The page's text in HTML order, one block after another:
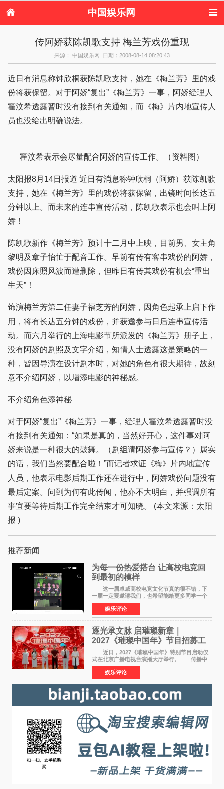
中国娱乐网
港台娱乐
日本娱乐 韩国娱乐
欧美娱乐
音乐新闻 影视新闻
内地明星八卦
日本韩国明星
八卦
欧美明星八卦 娱乐评论
传阿娇获陈凯歌支持 梅兰芳戏份重现
来源： 中国娱乐网 日期：2008-08-14 08:20:43
近日有消息称钟欣桐获陈凯歌支持，她在《梅兰芳》里的戏
份将获保留。对于阿娇“复出”《梅兰芳》一事，阿娇经理人
霍汶希透露暂时没有接到有关通知，而《梅》片内地宣传人
员也没给出明确说法。
霍汶希表示会尽量配合阿娇的宣传工作。（资料图）
太阳报8月14日报道 近日有消息称钟欣桐（阿娇）获陈凯歌
支持，她在《梅兰芳》里的戏份将获保留，出镜时间长达五
分钟以上。而未来的连串宣传活动，陈凯歌表示也会叫上阿
娇！
陈凯歌新作《梅兰芳》预计十二月中上映，目前男、女主角
黎明及章子怡忙于配音工作。早前有传有客串戏份的阿娇，
戏份因床照风波而遭删除，但昨日有传其戏份有机会“重出
生天”！
饰演梅兰芳第二任妻子福芝芳的阿娇，因角色起承上启下作
用，将有长达五分钟的戏份，并获邀参与日后连串宣传活
动。而六月举行的上海电影节所派发的《梅兰芳》册子上，
没有阿娇的剧照及文字介绍，知情人士透露这是策略的一
种，皆因导演在设计剧本时，对她的角色有很大期待，故刻
意不介绍阿娇，以增添电影的神秘感。
不介绍角色添神秘
对于阿娇“复出”《梅兰芳》一事，经理人霍汶希透露暂时没
有接到有关通知：“如果是真的，当然好开心，这件事对阿
娇来说是一种很大的鼓舞。（剧组请阿娇参与宣传？）属实
的话，我们当然要配合啦！”而记者求证《梅》片内地宣传
人员，他表示电影后期工作还在进行中，阿娇戏份问题没有
最后定案。问到为何有此传闻，他亦不大明白，并强调所有
事宜要等待后期工作完全结束才可知晓。 (本文来源：太阳
报 )
推荐新闻
为每一份热爱搭台 让高校电竞回
到最初的模样
这一届卓威高校电竞文化节真的很不错，下
一届一定要邀请我们，也希望能给更多同学一个
来到现场的机会。 2026卓威高校电竞文化节
已经落下帷幕，在活动结束后，仍有不少高校电
竞社负责人和现
娱乐评论
逐光承文脉 启璀璨新章｜
2027《璀璨中国年》节目招募工
作圆满启动
近日，2027《璀璨中国年》特别节目启动仪
式在北京广播电视台演播大厅举行。 传播中
华优秀传统文化，弘扬纯正国风艺术，打造高规
格、高质感、正能量的文艺盛典，是璀璨中国年
矢志不渝的初心
娱乐评论